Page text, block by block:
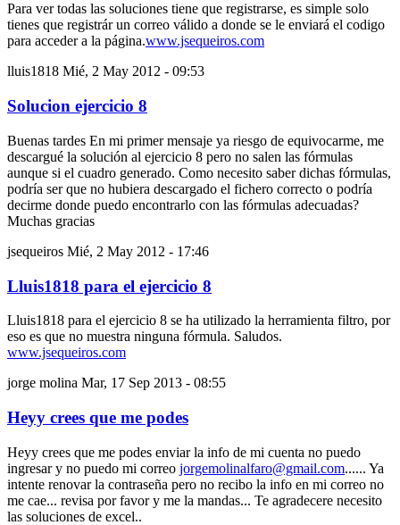
Para ver todas las soluciones tiene que registrarse, es simple solo
tienes que registrár un correo válido a donde se le enviará el codigo
para acceder a la página.www.jsequeiros.com
lluis1818 Mié, 2 May 2012 - 09:53
Solucion ejercicio 8
Buenas tardes En mi primer mensaje ya riesgo de equivocarme, me
descargué la solución al ejercicio 8 pero no salen las fórmulas
aunque si el cuadro generado. Como necesito saber dichas fórmulas,
podría ser que no hubiera descargado el fichero correcto o podría
decirme donde puedo encontrarlo con las fórmulas adecuadas?
Muchas gracias
jsequeiros Mié, 2 May 2012 - 17:46
Lluis1818 para el ejercicio 8
Lluis1818 para el ejercicio 8 se ha utilizado la herramienta filtro, por
eso es que no muestra ninguna fórmula. Saludos.
www.jsequeiros.com
jorge molina Mar, 17 Sep 2013 - 08:55
Heyy crees que me podes
Heyy crees que me podes enviar la info de mi cuenta no puedo
ingresar y no puedo mi correo jorgemolinalfaro@gmail.com...... Ya
intente renovar la contraseña pero no recibo la info en mi correo no
me cae... revisa por favor y me la mandas... Te agradecere necesito
las soluciones de excel..